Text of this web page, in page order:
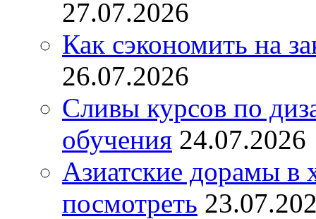
27.07.2026
Как сэкономить на
26.07.2026
Сливы курсов по
обучения 24.07.2026
Азиатские дорамы в
посмотреть